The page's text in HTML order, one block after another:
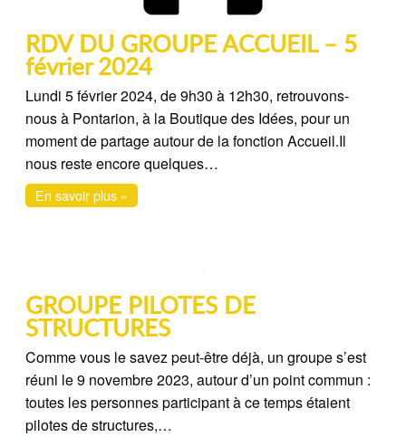
RDV DU GROUPE ACCUEIL – 5
février 2024
Lundi 5 février 2024, de 9h30 à 12h30, retrouvons-
nous à Pontarion, à la Boutique des Idées, pour un
moment de partage autour de la fonction Accueil.Il
nous reste encore quelques…
En savoir plus »
GROUPE PILOTES DE
STRUCTURES
Comme vous le savez peut-être déjà, un groupe s’est
réuni le 9 novembre 2023, autour d’un point commun :
toutes les personnes participant à ce temps étaient
pilotes de structures,…